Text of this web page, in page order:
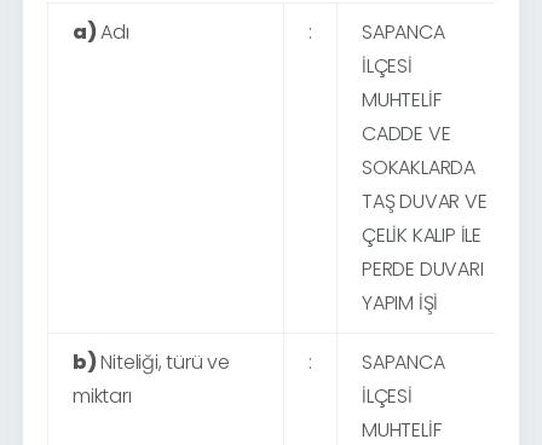
a)Adı :
SAPANCA
İLÇESİ
MUHTELİF
CADDE VE
SOKAKLARDA
TAŞ DUVAR VE
ÇELİK KALIP İLE
PERDE DUVARI
YAPIM İŞİ
b)Niteliği, türü ve
miktarı
:
SAPANCA
İLÇESİ
MUHTELİF